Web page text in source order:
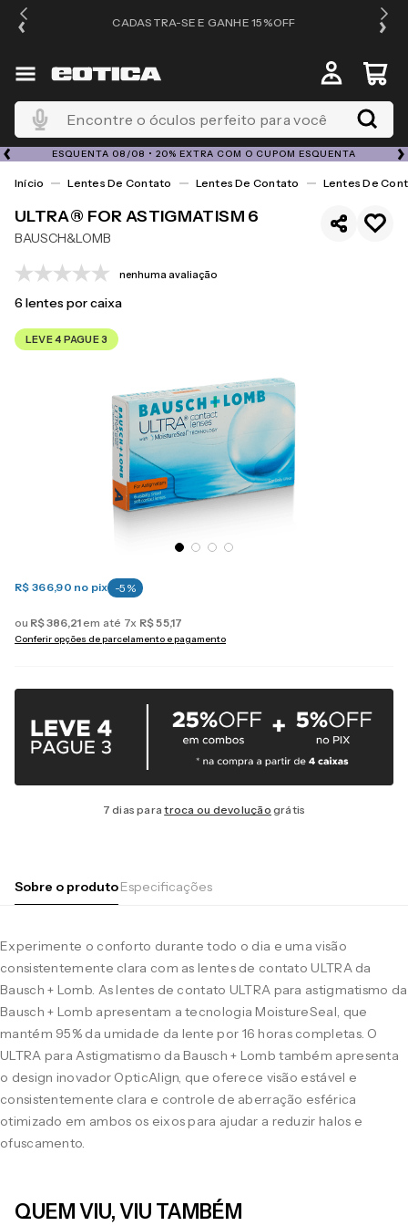
CADASTRA-SE E GANHE 15%OFF
Encontre o óculos perfeito para você
ESQUENTA 08/08 • 20% EXTRA COM O CUPOM ESQUENTA
Lentes De Contato Lentes De Contato Lentes De
ULTRA® FOR ASTIGMATISM 6
BAUSCH&LOMB
nenhuma avaliação
6 lentes por caixa
LEVE 4 PAGUE 3
R$ 366,90 no pix -5 %
ou R$386,21 em até 7x R$55,17
Conferir opções de parcelamento e pagamento
7 dias paratroca ou devolução grátis
Sobre o produtoEspecificações
Experimente o conforto durante todo o dia e uma visão
consistentemente clara com as lentes de contato ULTRA da
Bausch + Lomb. As lentes de contato ULTRA para astigmatismo da
Bausch + Lomb apresentam a tecnologia MoistureSeal, que
mantém 95% da umidade da lente por 16 horas completas. O
ULTRA para Astigmatismo da Bausch + Lomb também apresenta
o design inovador OpticAlign, que oferece visão estável e
consistentemente clara e controle de aberração esférica
otimizado em ambos os eixos para ajudar a reduzir halos e
ofuscamento.
QUEM VIU, VIU TAMBÉM